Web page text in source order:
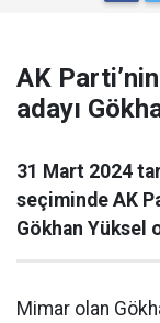
AK
adayı
31 Mart 2024
seçiminde AK
Gökhan Yüksel
Mimar olan